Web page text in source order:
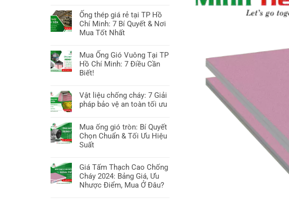
Chuẩn
&
Công
Nghệ
Yếu
Tố
Cần
Báo
Giá
Phụ
kiện
đường
ống
TP
Hồ
Chí
Mẹo
chọn
Báo
giá
có
bình
luận
gió
chống
cháy
tại
TP
Minh:
8
Điều
biết
Ống thép giá rẻ tại TP Hồ
Chí Minh: 7 Bí Quyết & Nơi
Mua Tốt Nhất
có
bình
luận
thép
giá
tại
TP
Hồ
7
Bí
Quyết
Mua Ống Gió Vuông Tại TP
Hồ Chí Minh: 7 Điều Cần
Biết!
có
bình
Mua
Ống
Gió
Tại
TP
Hồ
Vật liệu chống cháy: 7 Giải
pháp bảo vệ an toàn tối ưu
có
bình
luận
liệu
chống
cháy:
Mua ống gió tròn: Bí Quyết
Chọn Chuẩn & Tối Ưu Hiệu
Suất
có
bình
luận
Giá Tấm Thạch Cao Chống
Cháy 2024: Bảng Giá, Ưu
Nhược Điểm, Mua Ở Đâu?